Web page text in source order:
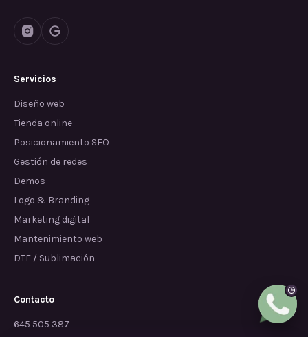
Servicios
Diseño web
Tienda online
Posicionamiento SEO
Gestión de redes
Demos
Logo & Branding
Marketing digital
Mantenimiento web
DTF / Sublimación
Contacto
645 505 387